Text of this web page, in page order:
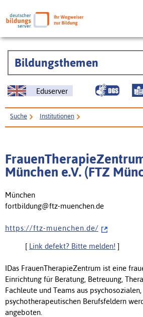
Bildungsthemen
Eduserver
Suche Institutionen
München e.V. (FTZ
München
fortbildung@ftz-muenchen.de
h t t p s : / / f t z - m u e n c h e n . d e /
[ Link defekt? Bitte melden! ]
IDas FrauenTherapieZentrum ist eine
Einrichtung für Beratung, Betreuung,
Fachleute und Teams aus
psychotherapeutischen Berufsfeldern
angeboten.